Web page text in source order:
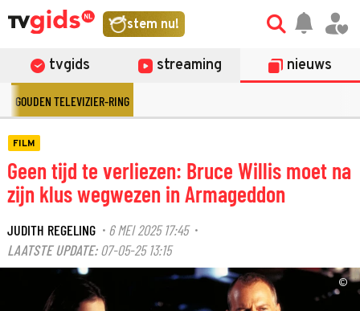
stem nu!
tvgids streaming nieuws
GOUDEN TELEVIZIER-RING
FILM
Geen tijd te verliezen: Bruce Willis moet na
zijn klus wegwezen in Armageddon
JUDITH REGELING · 6 MEI 2025 17:45·
LAATSTE UPDATE: 07-05-25 13:15
©